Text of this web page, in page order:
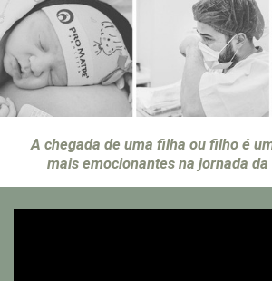
A chegada de uma filha ou filho é
mais emocionantes na jornada